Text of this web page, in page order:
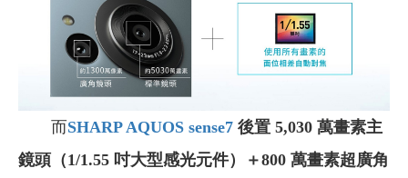
而SHARP AQUOS sense7 後置 5,030 萬畫素主
鏡頭（1/1.55 吋大型感光元件）＋800 萬畫素超廣角